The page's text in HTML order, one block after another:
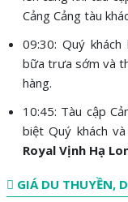
Cảng Cảng tàu
09:30: Quý
bữa trưa sớm và
hàng.
10:45: Tàu cập
biệt Quý khách
Royal Vịnh Hạ
GIÁ DU THUYỀN,